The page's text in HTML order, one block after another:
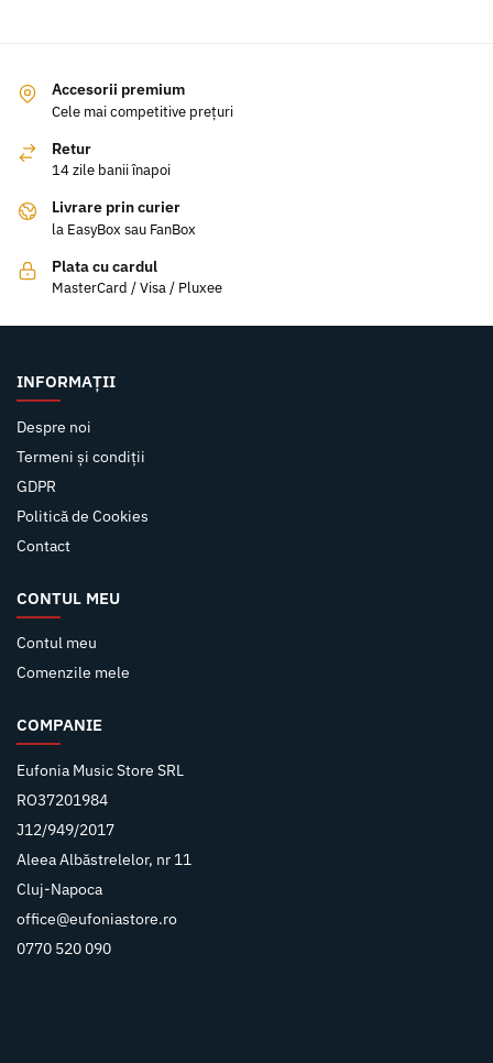
Accesorii premium
Cele mai competitive prețuri
Retur
14 zile banii înapoi
Livrare prin curier
la EasyBox sau FanBox
Plata cu cardul
MasterCard / Visa / Pluxee
INFORMAȚII
Despre noi
Termeni și condiții
GDPR
Politică de Cookies
Contact
CONTUL MEU
Contul meu
Comenzile mele
COMPANIE
Eufonia Music Store SRL
RO37201984
J12/949/2017
Aleea Albăstrelelor, nr 11
Cluj-Napoca
office@eufoniastore.ro
0770 520 090